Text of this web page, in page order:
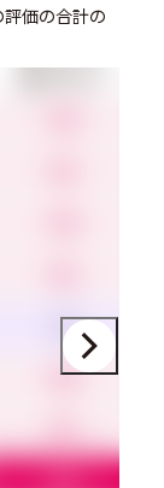
価の合計の
3.9
4.5